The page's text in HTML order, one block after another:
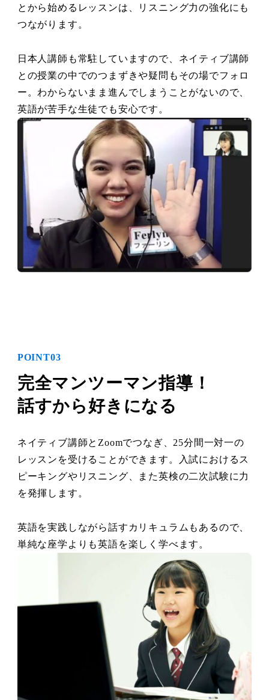
とから始めるレッスンは、リスニング力の強化にも
つながります。
日本人講師も常駐していますので、ネイティブ講師
との授業の中でのつまずきや疑問もその場でフォロ
ー。わからないまま進んでしまうことがないので、
英語が苦手な生徒でも安心です。
POINT03
完全マンツーマン指導！
話すから好きになる
ネイティブ講師とZoomでつなぎ、25分間一対一の
レッスンを受けることができます。入試におけるス
ピーキングやリスニング、また英検の二次試験に力
を発揮します。
英語を実践しながら話すカリキュラムもあるので、
単純な座学よりも英語を楽しく学べます。